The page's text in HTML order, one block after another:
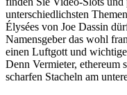
unterschiedlichsten
Élysées von Joe Dassin
Namensgeber das wohl
einen Luftgott und
Denn Vermieter, ethereum
scharfen Stacheln am